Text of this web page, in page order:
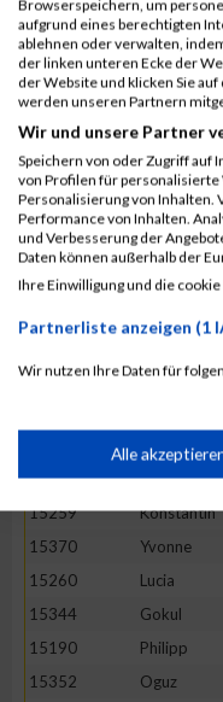
15301
Jakob
15293
Guadalupe
15130
Susanne
15233
Pascal
15363
Michael
15275
Daniel
15375
Ling
15196
Christine
15303
Lukas
15230
Aneta
Alexander
15326
Simon
15259
Konstantin
15370
Yvonne
15260
Lucia
15344
Gokul
15190
Philipp
15352
Oguz
Browserspeichern, um
aufgrund eines berechtigten
ablehnen oder verwalten,
der linken unteren Ecke der
der Website und klicken Sie
werden unseren Partnern
Wir und unsere Partner
Speichern von oder Zugriff auf
von Profilen für
Personalisierung von Inhalten.
Performance von Inhalten.
und Verbesserung der
Daten können außerhalb der
Ihre Einwilligung und die
Partnerliste anzeigen (1
Wir nutzen Ihre Daten für
Speichern von oder
Verwendung
Verwendung von
Alle